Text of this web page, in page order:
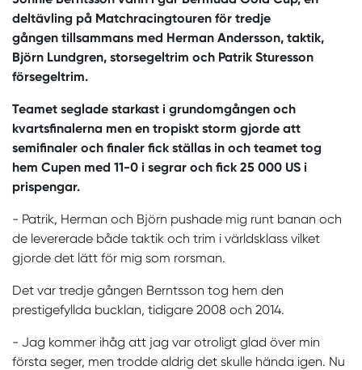
deltävling på Matchracingtouren för tredje
gången tillsammans med Herman Andersson, taktik,
Björn Lundgren, storsegeltrim och Patrik Sturesson
försegeltrim.
Teamet seglade starkast i grundomgången och
kvartsfinalerna men en tropiskt storm gjorde att
semifinaler och finaler fick ställas in och teamet tog
hem Cupen med 11-0 i segrar och fick 25 000 US i
prispengar.
- Patrik, Herman och Björn pushade mig runt banan och
de levererade både taktik och trim i världsklass vilket
gjorde det lätt för mig som rorsman.
Det var tredje gången Berntsson tog hem den
prestigefyllda bucklan, tidigare 2008 och 2014.
- Jag kommer ihåg att jag var otroligt glad över min
första seger, men trodde aldrig det skulle hända igen. Nu